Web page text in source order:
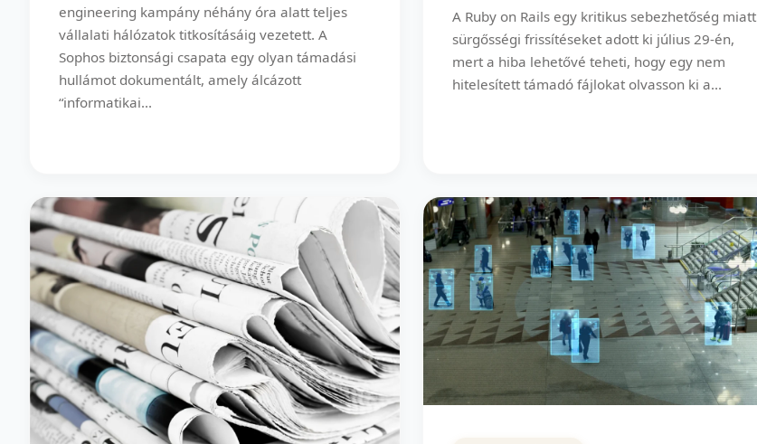
engineering kampány néhány óra alatt teljes
vállalati hálózatok titkosításáig vezetett. A
Sophos biztonsági csapata egy olyan támadási
hullámot dokumentált, amely álcázott
“informatikai...
A Ruby on Rails egy kritikus sebezhetőség miatt
sürgősségi frissítéseket adott ki július 29-én,
mert a hiba lehetővé teheti, hogy egy nem
hitelesített támadó fájlokat olvasson ki a...